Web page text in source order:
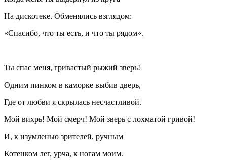
На дискотеке. Обменялись взглядом:
«Спасибо, что ты есть, и что ты рядом».
Ты спас меня, гривастый рыжий зверь!
Одним пинком в каморке выбив дверь,
Где от любви я скрылась несчастливой.
Мой вихрь! Мой смерч! Мой зверь с лохматой гривой!
И, к изумленью зрителей, ручным
Котенком лег, урча, к ногам моим.